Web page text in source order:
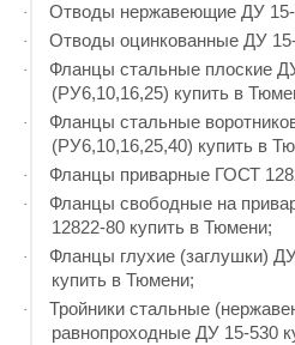
· Отводы нержавеющие ДУ 15-
· Отводы оцинкованные ДУ
·
Фланцы стальные плоские
(РУ6,10,16,25) купить в
·
Фланцы стальные
(РУ6,10,16,25,40) купить в
· Фланцы приварные ГОСТ
·
Фланцы свободные на
12822-80 купить в Тюмени;
·
Фланцы глухие (заглушки)
купить в Тюмени;
·
Тройники стальные
равнопроходные ДУ 15-530